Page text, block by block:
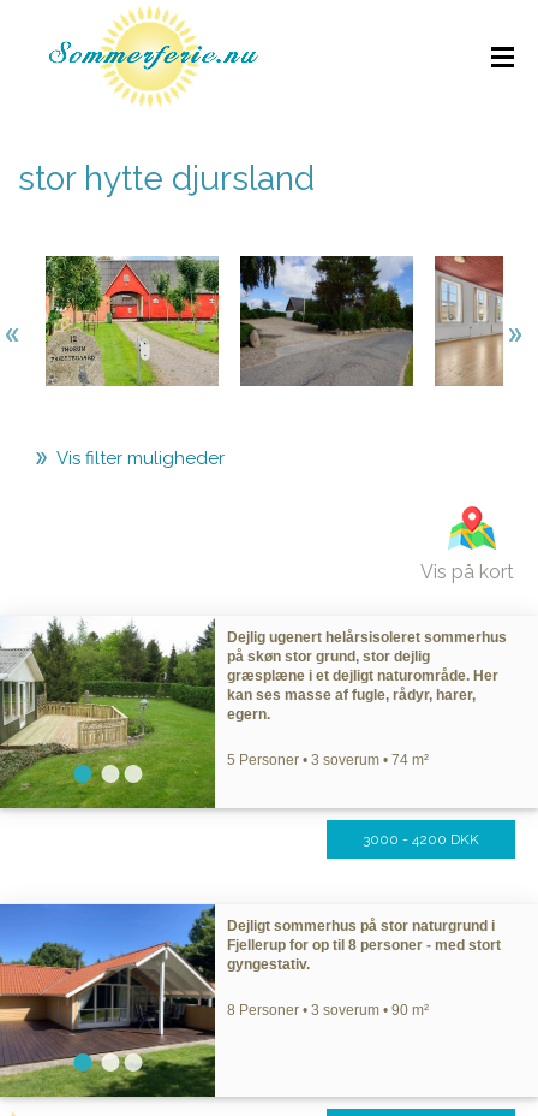
stor hytte djursland
Vis filter muligheder
Vis på kort
Dejlig ugenert helårsisoleret sommerhus
på skøn stor grund, stor dejlig
græsplæne i et dejligt naturområde. Her
kan ses masse af fugle, rådyr, harer,
egern.
5 Personer • 3 soverum • 74 m²
3000 - 4200 DKK
Dejligt sommerhus på stor naturgrund i
Fjellerup for op til 8 personer - med stort
gyngestativ.
8 Personer • 3 soverum • 90 m²